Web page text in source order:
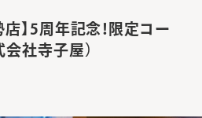
店】5周年記念！限定コー
会社寺子屋）